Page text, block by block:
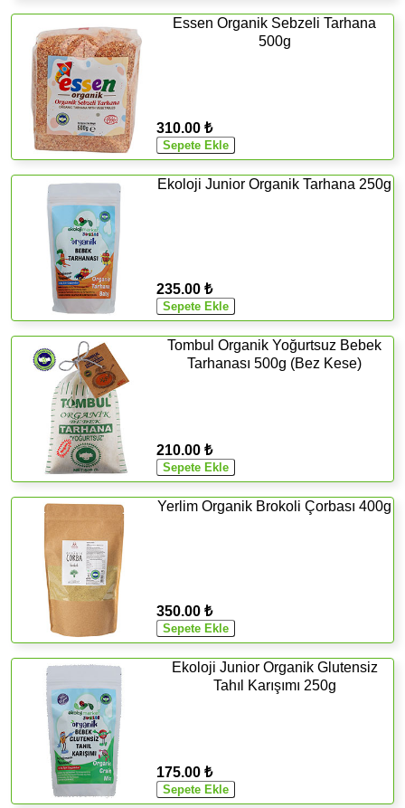
Essen Organik Sebzeli Tarhana
500g
310.00 ₺
Ekoloji Junior Organik Tarhana 250g
235.00 ₺
Tombul Organik Yoğurtsuz Bebek
Tarhanası 500g (Bez Kese)
210.00 ₺
Yerlim Organik Brokoli Çorbası 400g
350.00 ₺
Ekoloji Junior Organik Glutensiz
Tahıl Karışımı 250g
175.00 ₺